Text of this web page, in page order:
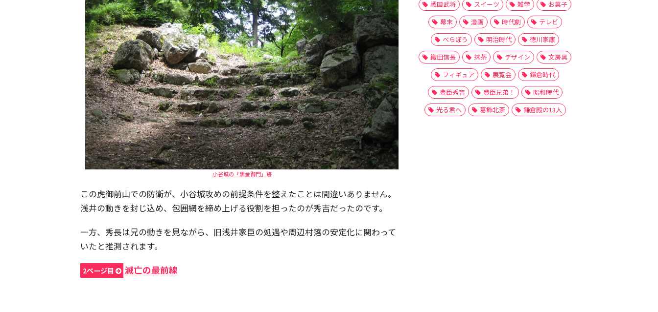
小谷城の「黒金御門」跡
この虎御前山での防衛が、小谷城攻めの前提条件を整えたことは間違いありません。
浅井の動きを封じ込め、包囲網を締め上げる役割を担ったのが秀吉だったのです。
一方、秀長は兄の動きを見ながら、旧浅井家臣の処遇や周辺村落の安定化に関わって
いたと推測されます。
2ページ目 滅亡の最前線
戦国武将
スイーツ 雑学
お菓子
幕末
漫画 時代劇
テレビ
べらぼう
明治時代
徳川家康
織田信長
抹茶 デザイン
文房具
フィギュア
展覧会
鎌倉時代
豊臣秀吉
豊臣兄弟！
昭和時代
光る君へ
葛飾北斎 鎌倉殿の13人